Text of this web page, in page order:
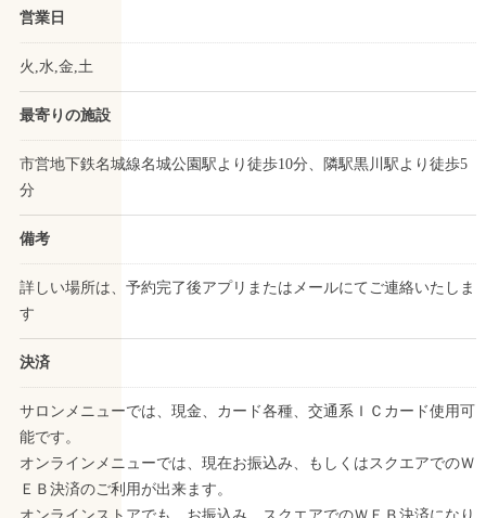
営業日
火,水,金,土
最寄りの施設
市営地下鉄名城線名城公園駅より徒歩10分、隣駅黒川駅より徒歩5
分
備考
​​​​​​​詳しい場所は、予約完了後アプリまたはメールにてご連絡いたしま
す
決済
サロンメニューでは、現金、カード各種、交通系ＩＣカード使用可
能です。
オンラインメニューでは、現在お振込み、もしくはスクエアでのＷ
ＥＢ決済のご利用が出来ます。